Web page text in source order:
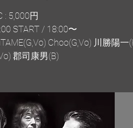
: 5,000円
START / 18:00〜
Choo(G,Vo) 川勝陽一
郡司康男(B)